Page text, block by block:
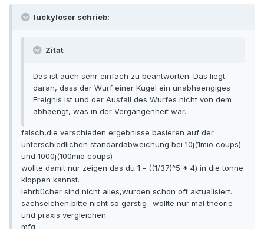
luckyloser schrieb:
Zitat
Das ist auch sehr einfach zu beantworten. Das liegt
daran, dass der Wurf einer Kugel ein unabhaengiges
Ereignis ist und der Ausfall des Wurfes nicht von dem
abhaengt, was in der Vergangenheit war.
falsch,die verschieden ergebnisse basieren auf der
unterschiedlichen standardabweichung bei 10j(1mio coups)
und 1000j(100mio coups)
wollte damit nur zeigen das du 1 - ((1/37)^5 * 4) in die tonne
kloppen kannst.
lehrbücher sind nicht alles,wurden schon oft aktualisiert.
sächselchen,bitte nicht so garstig -wollte nur mal theorie
und praxis vergleichen.
mfg